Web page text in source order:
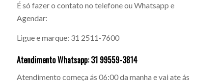
É só fazer o contato no telefone ou Whatsapp e
Agendar:
Ligue e marque: 31 2511-7600
Atendimento Whatsapp: 31 99559-3814
Atendimento começa ás 06:00 da manha e vai ate ás